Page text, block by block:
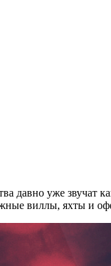
давно уже
виллы, яхты и